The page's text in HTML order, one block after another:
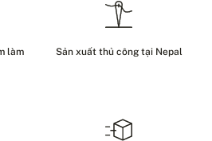
làm
Sản xuất thủ công tại Nepal